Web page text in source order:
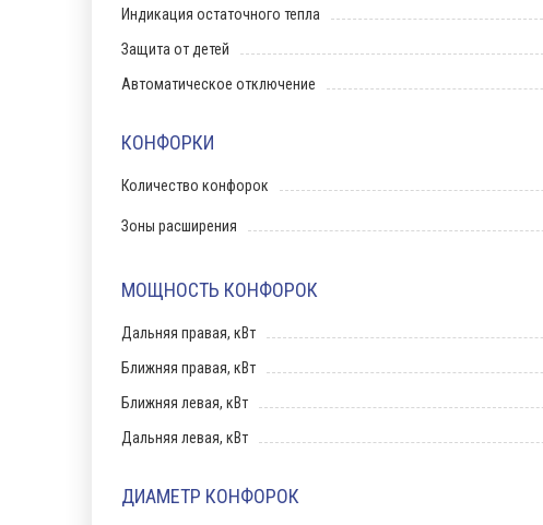
Индикация остаточного тепла
Защита от детей
Автоматическое отключение
КОНФОРКИ
Количество конфорок
Зоны расширения
МОЩНОСТЬ КОНФОРОК
Дальняя правая, кВт
Ближняя правая, кВт
Ближняя левая, кВт
Дальняя левая, кВт
ДИАМЕТР КОНФОРОК